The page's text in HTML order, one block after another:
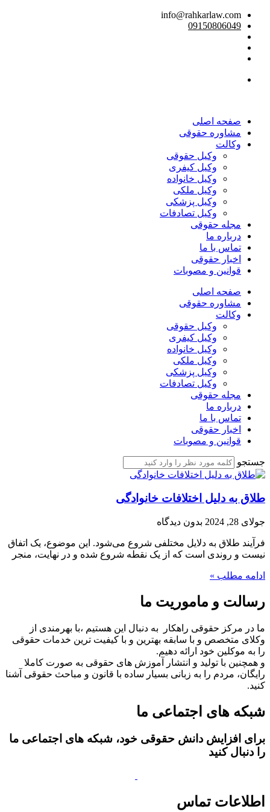
info@rahkarlaw.com
09150806049
صفحه اصلی
مشاوره حقوقی
وکالت
وکیل حقوقی
وکیل کیفری
وکیل خانواده
وکیل ملکی
وکیل پزشکی
وکیل تصادفات
مجله حقوقی
درباره ما
تماس با ما
اخبار حقوقی
قوانین و مصوبات
صفحه اصلی
مشاوره حقوقی
وکالت
وکیل حقوقی
وکیل کیفری
وکیل خانواده
وکیل ملکی
وکیل پزشکی
وکیل تصادفات
مجله حقوقی
درباره ما
تماس با ما
اخبار حقوقی
قوانین و مصوبات
جستجو
طلاق به دلیل اختلافات خانوادگی
جولای 28, 2024 بدون دیدگاه
فرآیند طلاق به دلایل مختلفی شروع می‌شود. این موضوع، یک اتفاق
نیست و روندی است که از یک نقطه شروع شده و در نهایت، منجر
ادامه مطلب »
رسالت و ماموریت ما
ما در مرکز حقوقی راهکار به دنبال این هستیم ،با بهرمندی از
وکلای متخصص و با سابقه بهترین و با کیفیت ترین خدمات حقوقی
را به موکلین خود ارائه دهیم.
و همچنین با تولید و انتشار آموزش های حقوقی به صورت کاملا
رایگان، مردم را به زبانی بسیار ساده با قانون و مباحث حقوقی آشنا
کنید.
شبکه های اجتماعی ما
برای افزایش دانش حقوقی خود، شبکه های اجتماعی ما
را دنبال کنید
اطلاعات تماس